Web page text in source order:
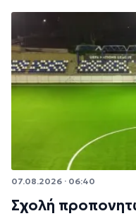
07.08.2026 · 06:40
Σχολή